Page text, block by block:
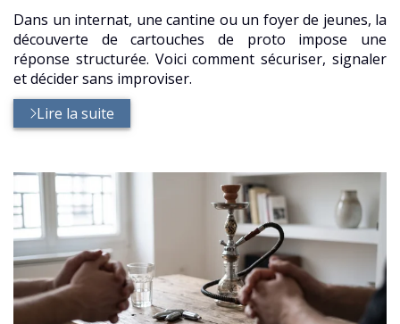
Dans un internat, une cantine ou un foyer de jeunes, la
découverte de cartouches de proto impose une
réponse structurée. Voici comment sécuriser, signaler
et décider sans improviser.
Lire la suite